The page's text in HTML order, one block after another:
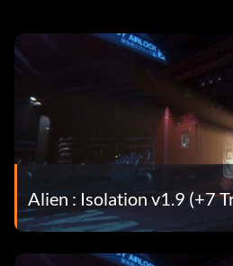
J'admire sa pureté Détecter 30
Construire pour survivre
Pitié ou Prudence Terminez le jeu
Contournement de la sécurité de
piratages réussis
Alien : Isolation v1.9 (+7